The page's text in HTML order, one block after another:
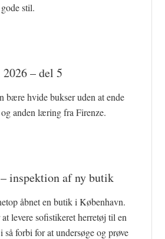
stil.
– del 5
bære hvide bukser uden at ende
anden læring fra Firenze.
inspektion af ny butik
åbnet en butik i København.
levere sofistikeret herretøj til en
forbi for at undersøge og prøve